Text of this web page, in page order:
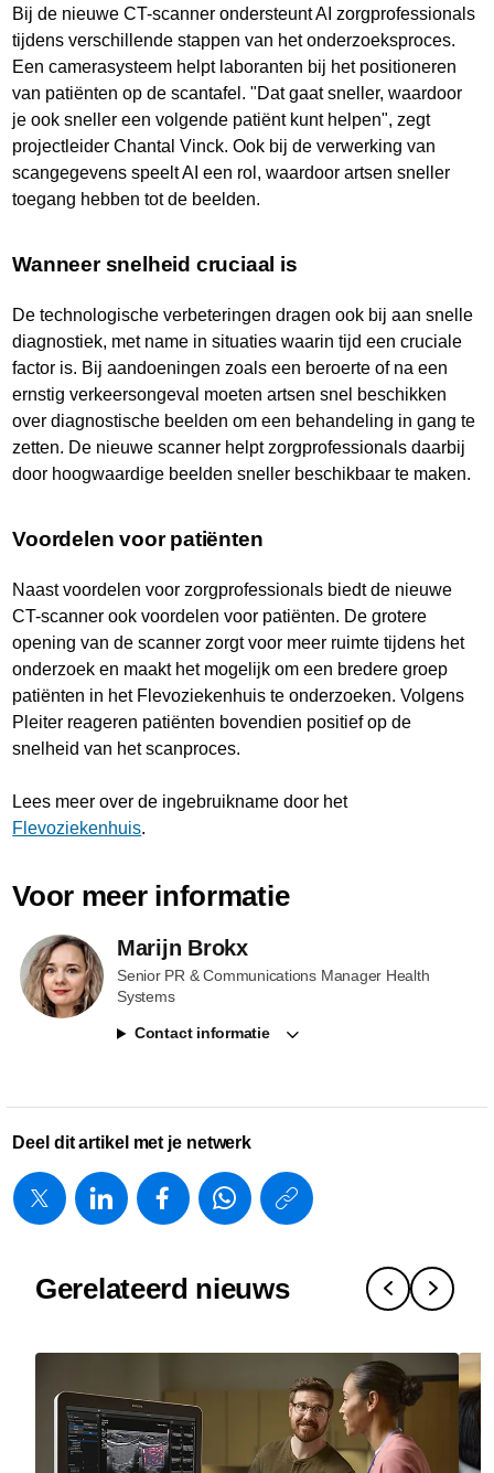
Bij de nieuwe CT-scanner ondersteunt AI zorgprofessionals
tijdens verschillende stappen van het onderzoeksproces.
Een camerasysteem helpt laboranten bij het positioneren
van patiënten op de scantafel. "Dat gaat sneller, waardoor
je ook sneller een volgende patiënt kunt helpen", zegt
projectleider Chantal Vinck. Ook bij de verwerking van
scangegevens speelt AI een rol, waardoor artsen sneller
toegang hebben tot de beelden.
Wanneer snelheid cruciaal is
De technologische verbeteringen dragen ook bij aan snelle
diagnostiek, met name in situaties waarin tijd een cruciale
factor is. Bij aandoeningen zoals een beroerte of na een
ernstig verkeersongeval moeten artsen snel beschikken
over diagnostische beelden om een behandeling in gang te
zetten. De nieuwe scanner helpt zorgprofessionals daarbij
door hoogwaardige beelden sneller beschikbaar te maken.
Voordelen voor patiënten
Naast voordelen voor zorgprofessionals biedt de nieuwe
CT-scanner ook voordelen voor patiënten. De grotere
opening van de scanner zorgt voor meer ruimte tijdens het
onderzoek en maakt het mogelijk om een bredere groep
patiënten in het Flevoziekenhuis te onderzoeken. Volgens
Pleiter reageren patiënten bovendien positief op de
snelheid van het scanproces.
Lees meer over de ingebruikname door het
Flevoziekenhuis.
Voor meer informatie
Marijn Brokx
Senior PR & Communications Manager Health
Systems
Contact informatie
Deel dit artikel met je netwerk
https://
voor-
met-
philips-
rembra-
Gerelateerd nieuws